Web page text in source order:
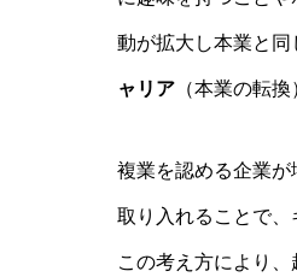
動が拡大し本業と
ャリア （本業の転
複業を認める企業
取り入れることで、
この考え方により